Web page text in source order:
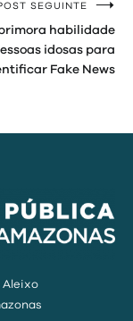
SEGUINTE
habilidade
idosas para
Fake News
Aleixo